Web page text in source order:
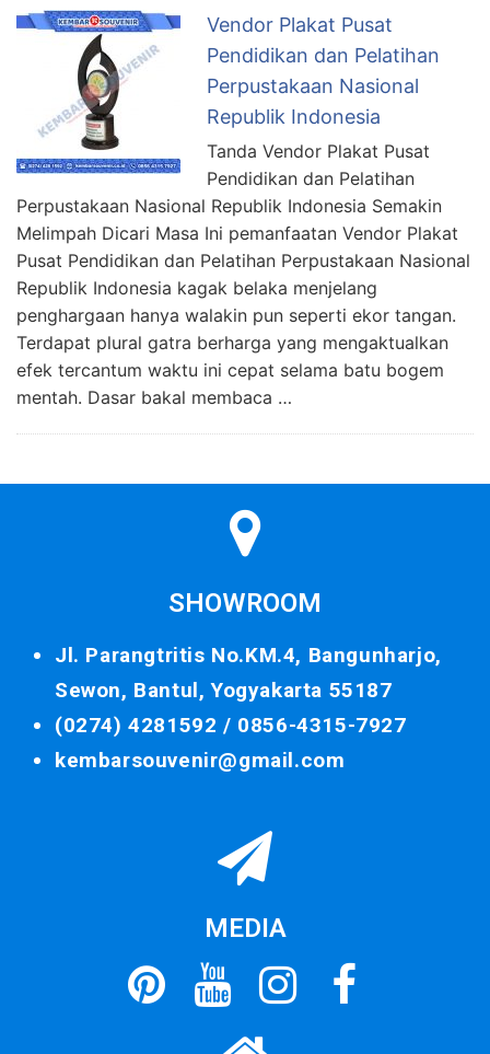
Vendor Plakat Pusat
Pendidikan dan Pelatihan
Perpustakaan Nasional
Republik Indonesia
Tanda Vendor Plakat Pusat
Pendidikan dan Pelatihan
Perpustakaan Nasional Republik Indonesia Semakin
Melimpah Dicari Masa Ini pemanfaatan Vendor Plakat
Pusat Pendidikan dan Pelatihan Perpustakaan Nasional
Republik Indonesia kagak belaka menjelang
penghargaan hanya walakin pun seperti ekor tangan.
Terdapat plural gatra berharga yang mengaktualkan
efek tercantum waktu ini cepat selama batu bogem
mentah. Dasar bakal membaca …
SHOWROOM
Jl. Parangtritis No.KM.4, Bangunharjo,
Sewon, Bantul, Yogyakarta 55187
(0274) 4281592 / 0856-4315-7927
kembarsouvenir@gmail.com
MEDIA